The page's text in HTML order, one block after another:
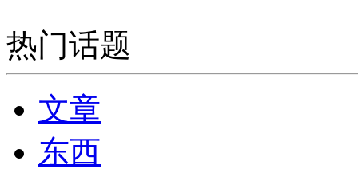
热门话题
文章
东西